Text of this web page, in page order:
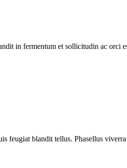
in fermentum et sollicitudin ac orci
feugiat blandit tellus. Phasellus